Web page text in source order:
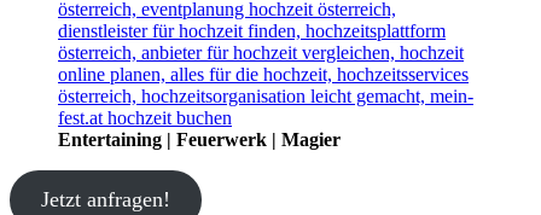
Entertaining | Feuerwerk | Magier
Jetzt anfragen!